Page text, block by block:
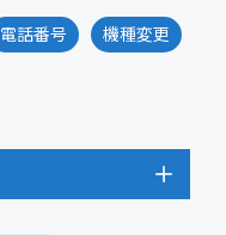
電話番号 機種変更